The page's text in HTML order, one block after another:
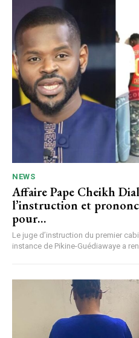
NEWS
Affaire Pape Cheikh
l’instruction et
pour…
Le juge d’instruction du premier
instance de Pikine-Guédiawaye a